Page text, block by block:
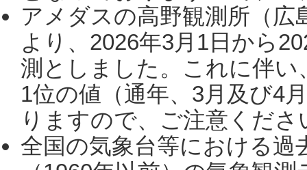
アメダスの高野観測所（
より、2026年3月1日から
測としました。これに伴い
1位の値（通年、3月及び4
りますので、ご注意くだ
全国の気象台等における過